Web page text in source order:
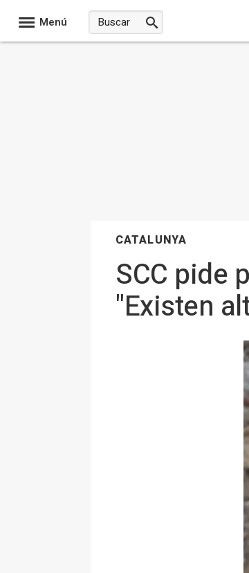
Menú
CATALUNYA
SCC pide
"Existen